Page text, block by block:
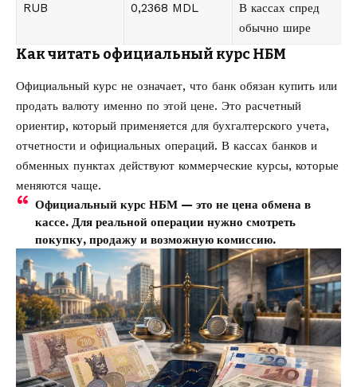
RUB 0,2368 MDL
В кассах спред
обычно шире
Как читать официальный курс НБМ
Официальный курс не означает, что банк обязан купить или
продать валюту именно по этой цене. Это расчетный
ориентир, который применяется для бухгалтерского учета,
отчетности и официальных операций. В кассах банков и
обменных пунктах действуют коммерческие курсы, которые
меняются чаще.
Официальный курс НБМ — это не цена обмена в
кассе. Для реальной операции нужно смотреть
покупку, продажу и возможную комиссию.